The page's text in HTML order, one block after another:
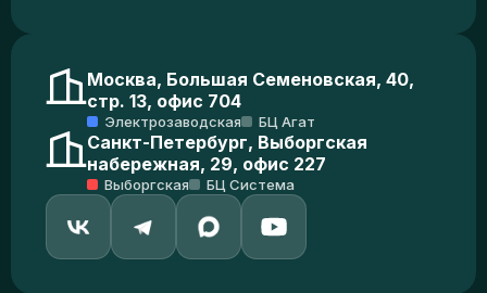
Москва, Большая Семеновская, 40,
стр. 13, офис 704
Электрозаводская БЦ Агат
Санкт-Петербург, Выборгская
набережная, 29, офис 227
Выборгская БЦ Система